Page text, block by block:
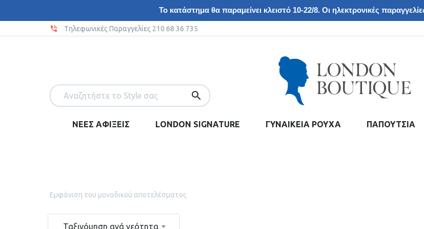
Το κατάστημα θα παραμείνει κλειστό 10-22/8. Οι ηλεκτρονικές
Tηλεφωνικές Παραγγελίες 210 68 36 735
ΝΕΕΣ ΑΦΙΞΕΙΣ LONDON SIGNATURE ΓΥΝΑΙΚΕΙΑ ΡΟΥΧΑ ΠΑΠΟΥΤΣΙΑ
Εμφάνιση του μοναδικού αποτελέσματος
Ταξινόμηση ανά νεότητα